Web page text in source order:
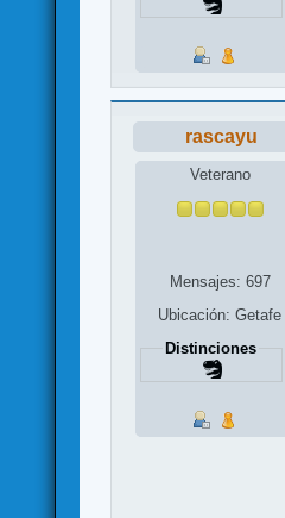
rascayu
Veterano
Mensajes: 697
Ubicación: Getafe
Distinciones